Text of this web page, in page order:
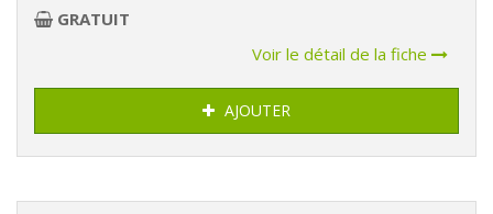
GRATUIT
Voir le détail de la fiche
AJOUTER